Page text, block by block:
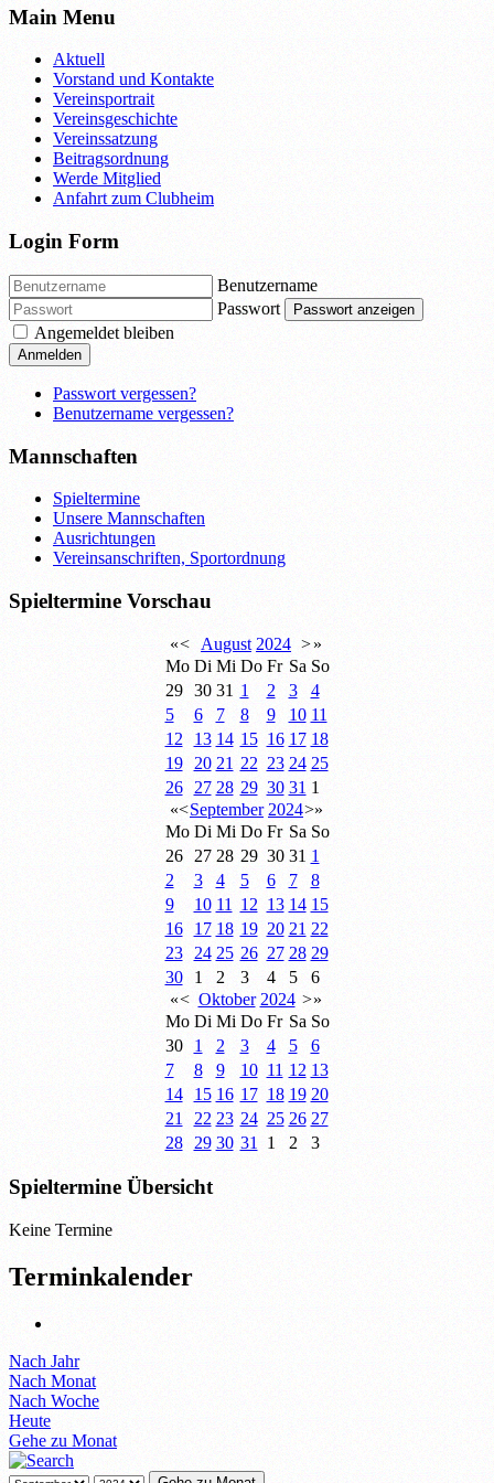
Main Menu
Aktuell
Vorstand und Kontakte
Vereinsportrait
Vereinsgeschichte
Vereinssatzung
Beitragsordnung
Werde Mitglied
Anfahrt zum Clubheim
Login Form
Benutzername
Passwort
Passwort anzeigen
Angemeldet bleiben
Anmelden
Passwort vergessen?
Benutzername vergessen?
Mannschaften
Spieltermine
Unsere Mannschaften
Ausrichtungen
Vereinsanschriften, Sportordnung
Spieltermine Vorschau
«< August 2024 >»
Mo Di Mi Do Fr Sa So
29
30 31 1 2 3
4
5
6 7 8 9 10 11
12
13 14 15 16 17 18
19
20 21 22 23 24 25
26
27 28 29 30 31 1
«<September 2024>»
Mo Di Mi Do Fr Sa So
26
27 28 29 30 31 1
2
3 4 5 6 7
8
9
10 11 12 13 14 15
16
17 18 19 20 21 22
23
24 25 26 27 28 29
30
1 2 3 4 5
6
«< Oktober 2024 >»
Mo Di Mi Do Fr Sa So
30
1 2 3 4 5
6
7
8 9 10 11 12 13
14
15 16 17 18 19 20
21
22 23 24 25 26 27
28
29 30 31 1 2 3
Spieltermine Übersicht
Keine Termine
Terminkalender
Nach Jahr
Nach Monat
Nach Woche
Heute
Gehe zu Monat